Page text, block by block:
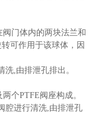
门体内的两块法兰和
可作用于该球体，因
,由排泄孔排出。
个PTFE阀座构成。
腔进行清洗,由排泄孔